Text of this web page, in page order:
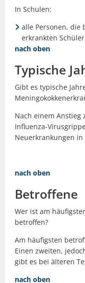
In Schulen:
alle Personen, die
erkrankten
nach oben
Typische
Gibt es typische
Nach einem
Influenza-
Neuerkrankungen in
nach oben
Betroffene
Wer ist am
betroffen?
Am häufigsten
Einen zweiten,
gibt es bei älteren
nach oben